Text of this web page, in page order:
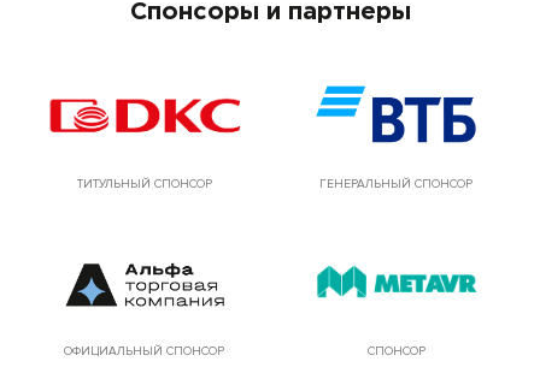
Спонсоры и партнеры
ТИТУЛЬНЫЙ СПОНСОР ГЕНЕРАЛЬНЫЙ СПОНСОР
ОФИЦИАЛЬНЫЙ СПОНСОР СПОНСОР